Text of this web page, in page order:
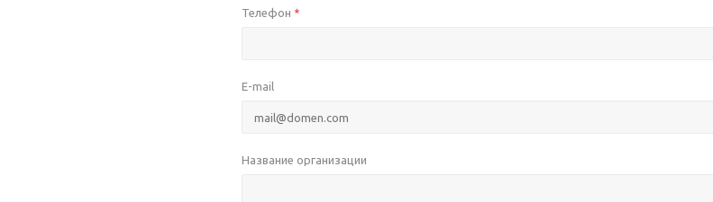
Телефон *
E-mail
Название организации